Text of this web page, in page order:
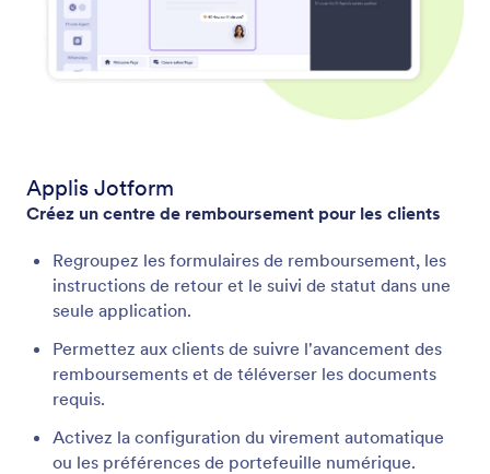
Applis Jotform
Créez un centre de remboursement pour les clients
Regroupez les formulaires de remboursement, les
instructions de retour et le suivi de statut dans une
seule application.
Permettez aux clients de suivre l'avancement des
remboursements et de téléverser les documents
requis.
Activez la configuration du virement automatique
ou les préférences de portefeuille numérique.